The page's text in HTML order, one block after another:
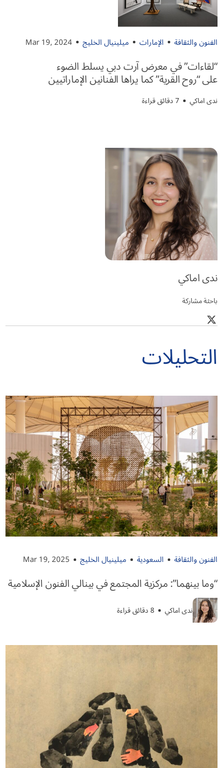
الفنون والثقافة الإمارات ميلينيال الخليج Mar 19, 2024
“لقاءات” في معرض آرت دبي يسلط الضوء
على “روح القرية” كما يراها الفنانين الإماراتيين
ندى اماكي 7 دقائق قراءة
ندى اماكي
باحثة مشاركة
التحليلات
الفنون والثقافة السعودية ميلينيال الخليج Mar 19, 2025
“وما بينهما”: مركزية المجتمع في بينالي الفنون الإسلامية
ندى اماكي 8 دقائق قراءة